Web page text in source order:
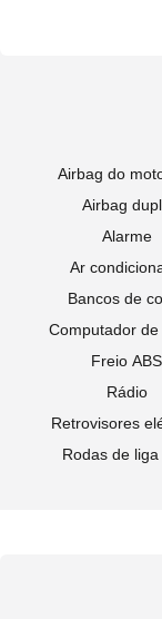
Airbag do
Airbag
Alarme
Ar
Bancos de
Computador
Freio ABS
Rádio
Retrovisores
Rodas de